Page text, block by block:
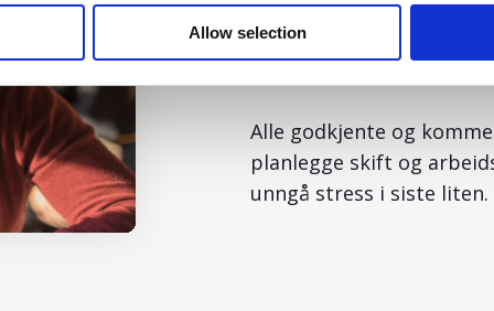
Allow selection
Planlegg med
Alle godkjente og
planlegge skift og
unngå stress i siste liten.